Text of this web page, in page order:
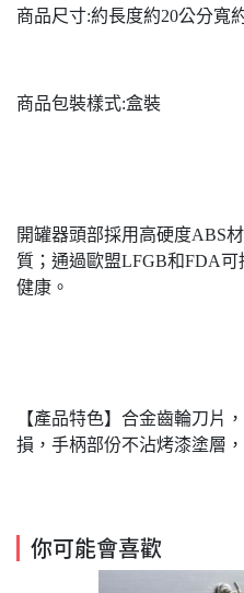
商品尺寸:約長度約20公分寬
商品包裝樣式:盒裝
開罐器頭部採用高硬度ABS
質；通過歐盟LFGB和FDA可
健康。
【產品特色】合金齒輪刀片
損，手柄部份不沾烤漆塗層
你可能會喜歡